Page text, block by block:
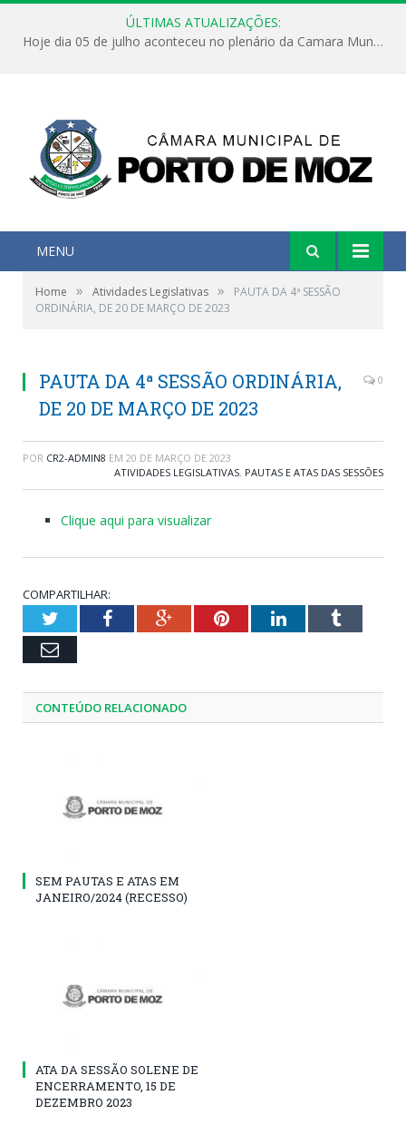
ÚLTIMAS ATUALIZAÇÕES:
Hoje dia 05 de julho aconteceu no plenário da Camara Municipal de Porto de Moz a Sessão Solene de Abertura dos Trabalhos Legislativos 2º Período da 23ª Legislatura
MENU
Home » Atividades Legislativas »
PAUTA DA 4ª SESSÃO
ORDINÁRIA, DE 20 DE MARÇO DE 2023
PAUTA DA 4ª SESSÃO ORDINÁRIA,
DE 20 DE MARÇO DE 2023
0
POR CR2-ADMIN8 EM 20 DE MARÇO DE 2023
ATIVIDADES LEGISLATIVAS, PAUTAS E ATAS DAS SESSÕES
Clique aqui para visualizar
COMPARTILHAR:
TwitterFacebookGoogle+PinterestLinkedInTumblr
Email
CONTEÚDO RELACIONADO
SEM PAUTAS E ATAS EM
JANEIRO/2024 (RECESSO)
ATA DA SESSÃO SOLENE DE
ENCERRAMENTO, 15 DE
DEZEMBRO 2023